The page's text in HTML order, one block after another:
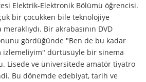
Elektrik-Elektronik Bölümü öğrencisi.
bir çocukken bile teknolojiye
meraklıydı. Bir akrabasının DVD
gördüğünde "Ben de bu kadar
izlemeliyim" dürtüsüyle bir sinema
Lisede ve üniversitede amatör tiyatro
Bu dönemde edebiyat, tarih ve